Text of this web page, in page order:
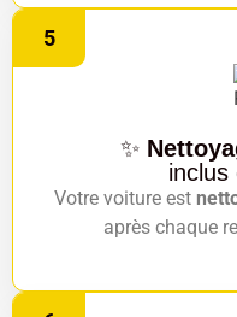
5
✨
inclus
Votre voiture est
après chaque